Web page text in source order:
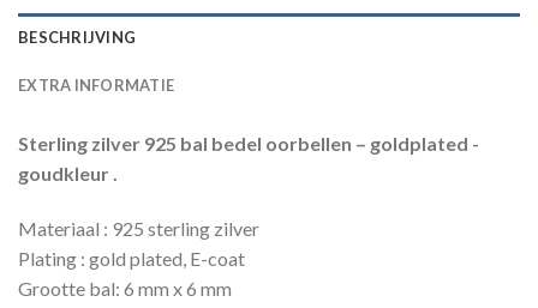
BESCHRIJVING
EXTRA INFORMATIE
Sterling zilver 925 bal bedel oorbellen – goldplated -
goudkleur .
Materiaal : 925 sterling zilver
Plating : gold plated, E-coat
Grootte bal: 6 mm x 6 mm